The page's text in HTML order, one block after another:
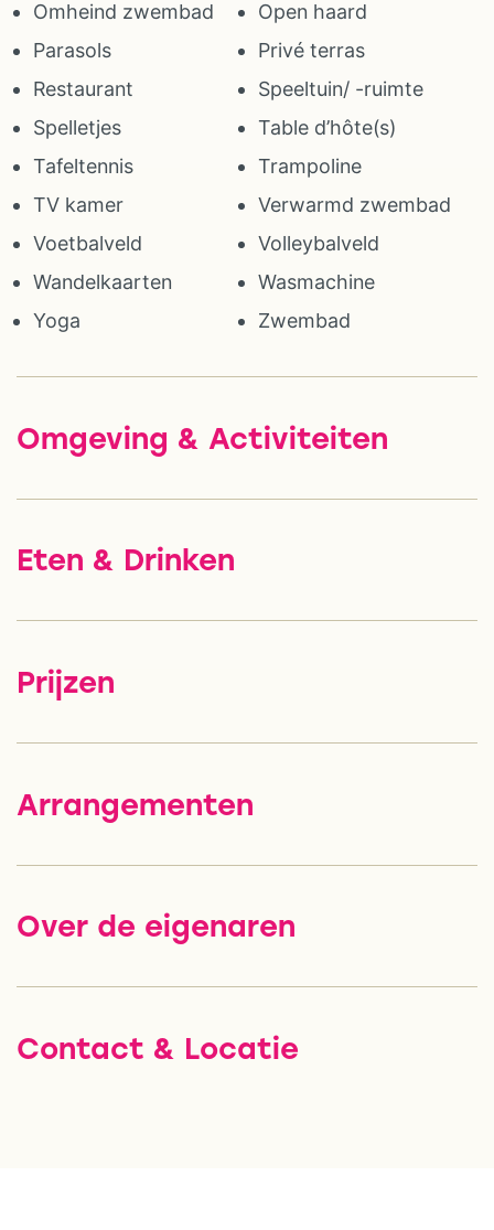
Omheind zwembad
Open haard
Parasols
Privé terras
Restaurant
Speeltuin/ -ruimte
Spelletjes
Table d’hôte(s)
Tafeltennis
Trampoline
TV kamer
Verwarmd zwembad
Voetbalveld
Volleybalveld
Wandelkaarten
Wasmachine
Yoga
Zwembad
Omgeving & Activiteiten
Eten & Drinken
Prijzen
Arrangementen
Over de eigenaren
Contact & Locatie